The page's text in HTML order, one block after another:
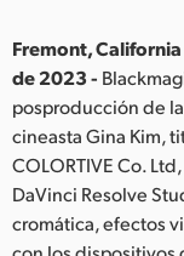
India
Italy
Japan
Korea
Fremont,
de 2023 -
posproducción de
cineasta Gina Kim,
COLORTIVE Co.
DaVinci Resolve
cromática, efectos